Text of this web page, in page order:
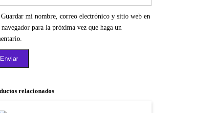
Guardar mi nombre, correo electrónico y sitio web en
navegador para la próxima vez que haga un
relacionados